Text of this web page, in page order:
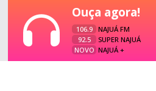
Ouça agora!
106.9
NAJUÁ FM
92.5
SUPER NAJUÁ
NOVO NAJUÁ +